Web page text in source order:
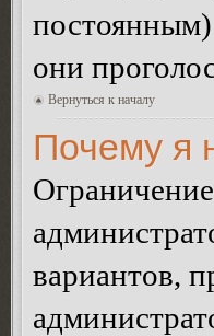
постоянным)
они
Вернуться к началу
Почему я
Ограничение
вариантов,